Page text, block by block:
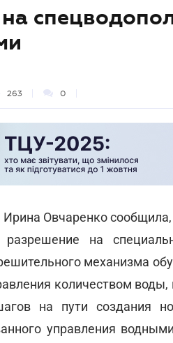
263 0
Ирина Овчаренко
на
механизма
количеством
на пути создания
управления